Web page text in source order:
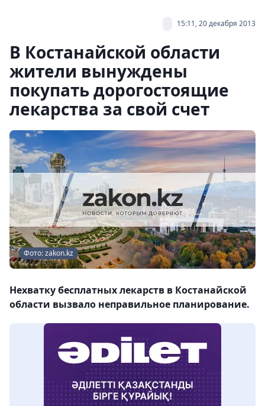
15:11, 20 декабря 2013
В Костанайской области
жители вынуждены
покупать дорогостоящие
лекарства за свой счет
Фото: zakon.kz
Нехватку бесплатных лекарств в Костанайской
области вызвало неправильное планирование.